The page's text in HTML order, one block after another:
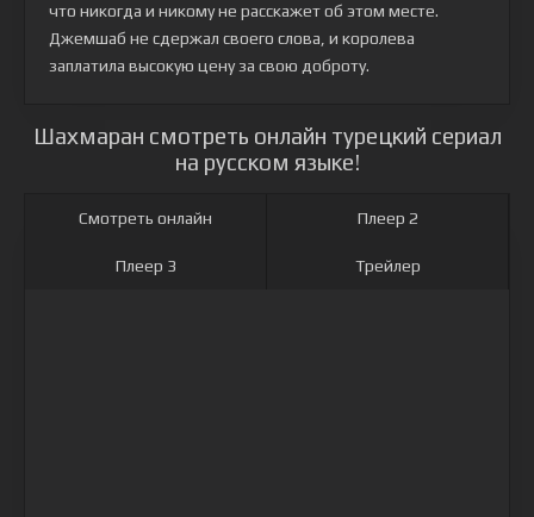
что никогда и никому не расскажет об этом месте.
Джемшаб не сдержал своего слова, и королева
заплатила высокую цену за свою доброту.
Шахмаран смотреть онлайн турецкий сериал
на русском языке!
Смотреть онлайн Плеер 2
Плеер 3 Трейлер